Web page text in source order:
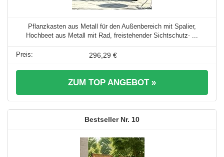
Pflanzkasten aus Metall für den Außenbereich mit Spalier,
Hochbeet aus Metall mit Rad, freistehender Sichtschutz- ...
296,29 €
ZUM TOP ANGEBOT »
10